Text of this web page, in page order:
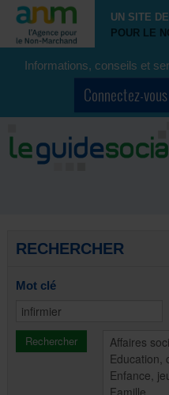
UN SITE DE
POUR LE
Informations, conseils et
Connectez-vous
RECHERCHER
Mot clé